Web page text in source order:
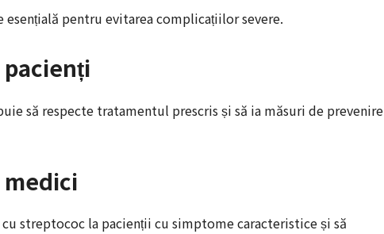
pentru evitarea complicațiilor severe.
să respecte tratamentul prescris și să ia măsuri de prevenire
streptococ la pacienții cu simptome caracteristice și să